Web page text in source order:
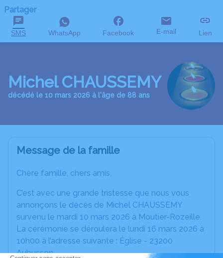
Partager
SMS WhatsApp Facebook E-mail Lien
Michel CHAUSSEMY
décédé le 10 mars 2026 à l'âge de 88 ans
Message de la famille
Chère famille, chers amis,
C’est avec une grande tristesse que nous vous
annonçons le décès de Michel CHAUSSEMY
survenu le mardi 10 mars 2026 à Moutier-Rozeille.
La cérémonie se déroulera le lundi 16 mars 2026 à
10h00 à l’adresse suivante : Église - 23200
Aubusson.